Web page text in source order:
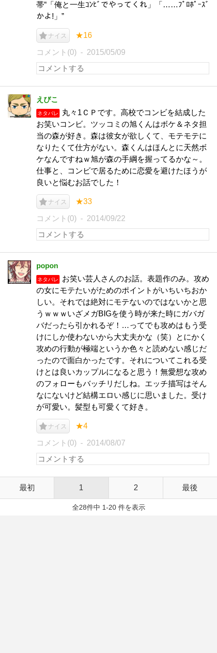
帯“「俺と一生ｺﾝﾋﾞでやってくれ」「……ﾌﾟﾛﾎﾟｰｽﾞ
かよ!」”
ナイス ★16
コメント(0) 2015/05/09
えびこ
ネタバレ
丸々1ＣＰです。高校でコンビを結成した
お笑いコンビ。ツッコミの旭くんはボケ＆ネタ担
当の森が好き。森は彼女が欲しくて、モテモテに
なりたくて仕方がない。森くんはほんとに天然ボ
ケなんですねｗ旭が森の手綱を握ってるかな～。
仕事と、コンビで居るために恋愛を避けたほうが
良いと悩むお話でした！
ナイス ★33
コメント(0) 2014/09/22
popon
ネタバレ
お笑い芸人さんのお話。表題作のみ。攻め
の女にモテたいがためのポイントがいちいちおか
しい。それでは絶対にモテないのではないかと思
うｗｗｗいざメガBIGを使う時が来た時にガバガ
バだったら引かれるぞ！…ってでも攻めはもう受
けにしか使わないから大丈夫かな（笑）とにかく
攻めの行動が極端というか色々と読めない感じだ
ったので面白かったです。それについてこれる受
けとは良いカップルになると思う！無愛想な攻め
のフォローもバッチリだしね。エッチ描写はそん
なにないけど結構エロい感じに思いました。受け
が可愛い。髪型も可愛くて好き。
ナイス ★4
コメント(0) 2014/08/07
最初 1 2 最後
全28件中 1-20 件を表示